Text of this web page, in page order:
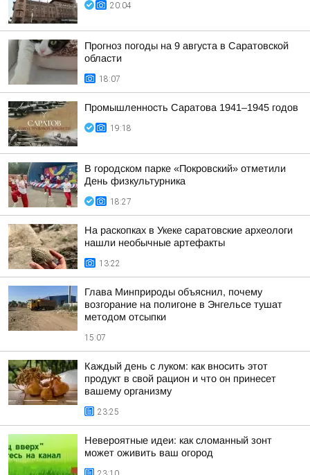
20:04
Прогноз погоды на 9 августа в Саратовской
области
18:07
Промышленность Саратова 1941–1945 годов
19:18
В городском парке «Покровский» отметили
День физкультурника
18:27
На раскопках в Укеке саратовские археологи
нашли необычные артефакты
13:22
Глава Минприроды объяснил, почему
возгорание на полигоне в Энгельсе тушат
методом отсыпки
15:07
Каждый день с луком: как вносить этот
продукт в свой рацион и что он принесет
вашему организму
23:25
Невероятные идеи: как сломанный зонт
может оживить ваш огород